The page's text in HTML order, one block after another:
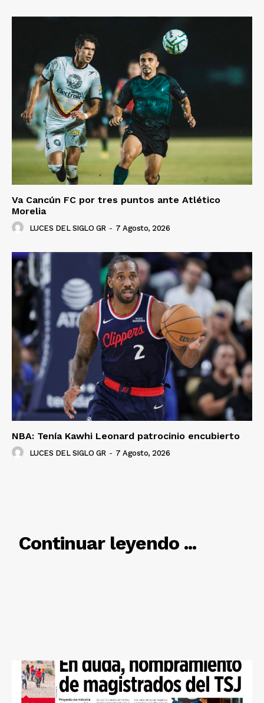
Va Cancún FC por tres puntos ante Atlético
Morelia
LUCES DEL SIGLO GR - 7 Agosto, 2026
NBA: Tenía Kawhi Leonard patrocinio encubierto
LUCES DEL SIGLO GR - 7 Agosto, 2026
Continuar leyendo ...
RELACIONADO